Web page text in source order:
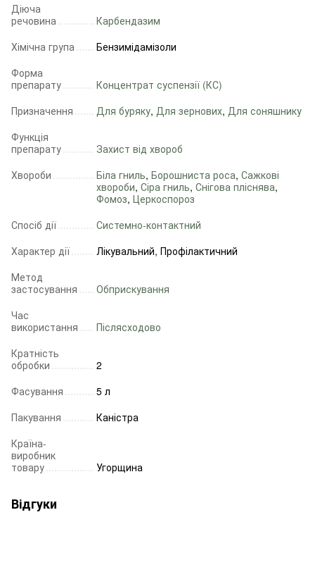
Діюча
речовина
Карбендазим
Хімічна група
Бензимідамізоли
Форма
препарату
Концентрат суспензії (КС)
Призначення
Для буряку, Для зернових, Для соняшнику
Функція
препарату
Захист від хвороб
Хвороби
Біла гниль, Борошниста роса, Сажкові
хвороби, Сіра гниль, Снігова пліснява,
Фомоз, Церкоспороз
Спосіб дії
Системно-контактний
Характер дії
Лікувальний, Профілактичний
Метод
застосування
Обприскування
Час
використання
Післясходово
Кратність
обробки
2
Фасування
5 л
Пакування
Каністра
Країна-
виробник
товару
Угорщина
Відгуки